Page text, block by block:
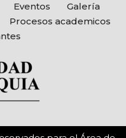
Eventos
Galería
Procesos academicos